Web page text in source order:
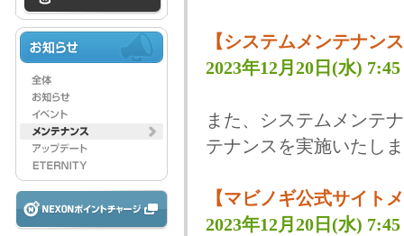
【システムメンテナン
2023年12月20日(水)
また、システムメンテ
テナンスを実施いたし
【マビノギ公式サイト
2023年12月20日(水)